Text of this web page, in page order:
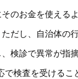
のお金を使える
だし、自治体の
検診で異常が指
検査を受けるこ